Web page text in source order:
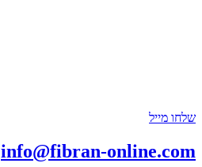
שלחו מייל
info@fibran-online.com